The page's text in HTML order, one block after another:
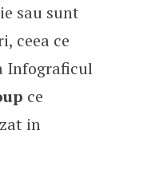
sau sunt
ceea ce
Infograficul
ce
in